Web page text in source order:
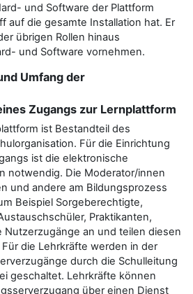
und Software der Plattform
auf die gesamte Installation hat. Er
übrigen Rollen hinaus
und Software vornehmen.
Umfang der
Zugangs zur Lernplattform
ist Bestandteil des
Für die Einrichtung
ist die elektronische
notwendig. Die Moderator/innen
und andere am Bildungsprozess
Beispiel Sorgeberechtigte,
Praktikanten,
Nutzerzugänge an und teilen diesen
die Lehrkräfte werden in der
durch die Schulleitung
geschaltet. Lehrkräfte können
über einen Dienst